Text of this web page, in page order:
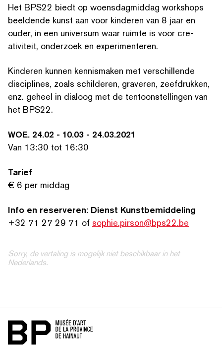
ZOEK OP TREFWOORDEN
Het BPS22 biedt op woens­dag­mid­dag workshops
beeldende kunst aan voor kinderen van 8 jaar en
ouder, in een universum waar ruimte is voor cre­
ativiteit, onderzoek en experimenteren.
Kinderen kunnen kennismaken met ver­schil­lende
disciplines, zoals schilderen, graveren, zeefdrukken,
enz. geheel in dialoog met de ten­toon­stellin­gen van
het BPS22.
WOE. 24.02 - 10.03 - 24.03.2021
Van 13:30 tot 16:30
Tarief
€ 6 per middag
Info en reserveren: Dienst Kun­st­be­mid­del­ing
+32 71 27 29 71 of sophie.pirson@bps22.be
Sorry, de vertaling is mogelijk niet beschikbaar in het
Nederlands.
Home